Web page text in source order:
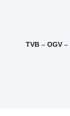
TVB – OGV –